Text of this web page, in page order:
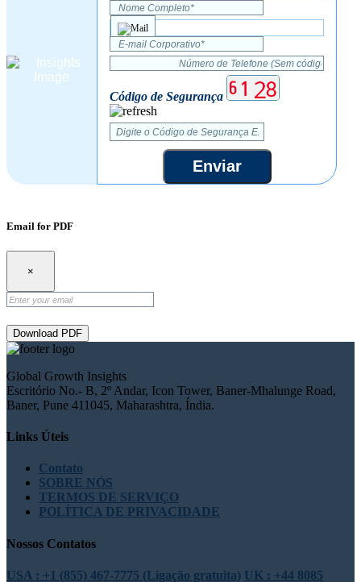
Código de Segurança
Enviar
Email for PDF
×
Download PDF
Global Growth Insights
Escritório No.- B, 2º Andar, Icon Tower, Baner-Mhalunge Road,
Baner, Pune 411045, Maharashtra, Índia.
Links Úteis
Contato
SOBRE NÓS
TERMOS DE SERVIÇO
POLÍTICA DE PRIVACIDADE
Nossos Contatos
USA : +1 (855) 467-7775 (Ligação gratuita) UK : +44 8085